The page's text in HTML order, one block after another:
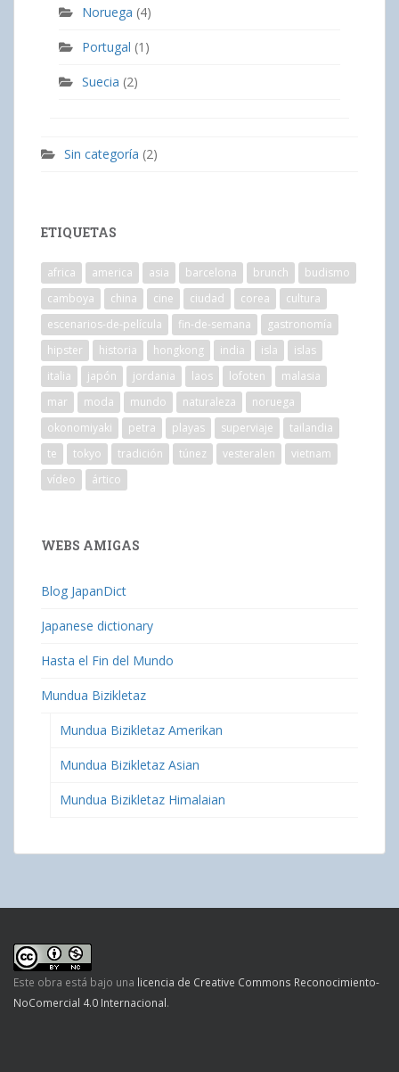
Noruega (4)
Portugal (1)
Suecia (2)
Sin categoría (2)
ETIQUETAS
africa america asia barcelona brunch
budismo
camboya
china cine ciudad corea
cultura
escenarios-de-película
fin-de-semana
gastronomía
hipster
historia hongkong india isla
islas
italia
japón jordania laos lofoten
malasia
mar
moda mundo naturaleza
noruega
okonomiyaki
petra playas superviaje
tailandia
te
tokyo tradición túnez vesteralen
vietnam
vídeo
ártico
WEBS AMIGAS
Blog JapanDict
Japanese dictionary
Hasta el Fin del Mundo
Mundua Bizikletaz
Mundua Bizikletaz Amerikan
Mundua Bizikletaz Asian
Mundua Bizikletaz Himalaian
Este obra está bajo una licencia de Creative Commons Reconocimiento-
NoComercial 4.0 Internacional.